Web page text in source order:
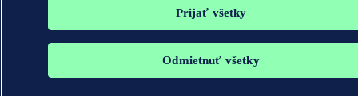
Prijať všetky
Odmietnuť všetky